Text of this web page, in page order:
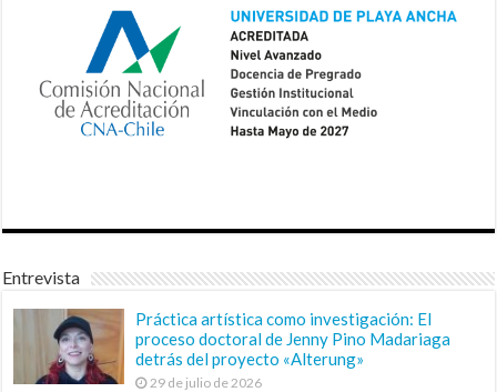
Entrevista
Práctica artística como investigación: El
proceso doctoral de Jenny Pino Madariaga
detrás del proyecto «Alterung»
29 de julio de 2026